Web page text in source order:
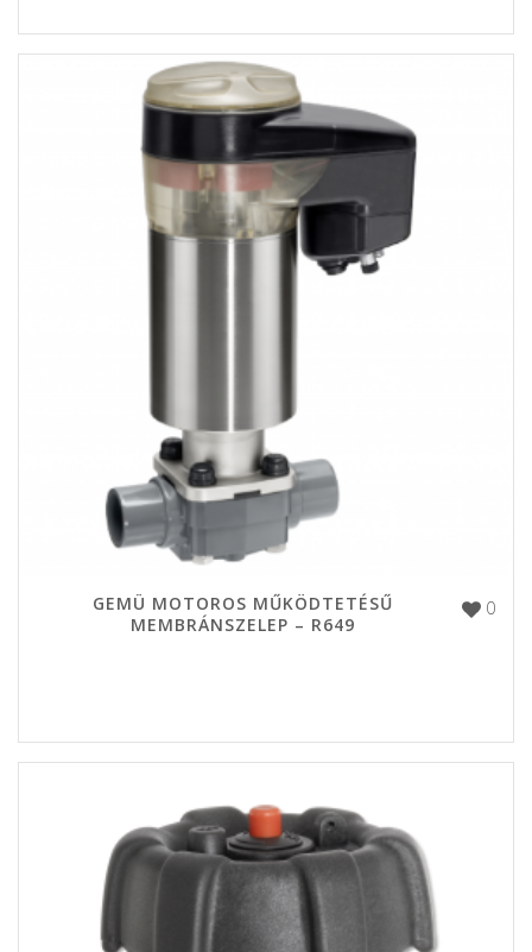
0
GEMÜ MOTOROS MŰKÖDTETÉSŰ
MEMBRÁNSZELEP – R649